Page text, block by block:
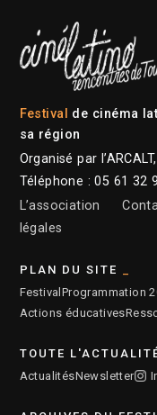
Festival de cinéma
sa région
Organisé par
Téléphone : 05 61 32
L’association
légales
PLAN DU SITE
Festival Programmation
Actions éducatives
TOUTE
ActualitésNewsletter